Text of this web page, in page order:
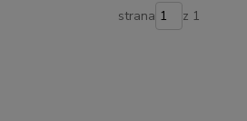
strana z 1